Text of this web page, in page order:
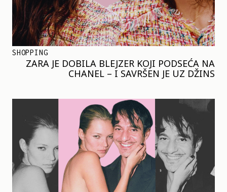
SHOPPING
ZARA JE DOBILA BLEJZER KOJI PODSEĆA NA
CHANEL – I SAVRŠEN JE UZ DŽINS